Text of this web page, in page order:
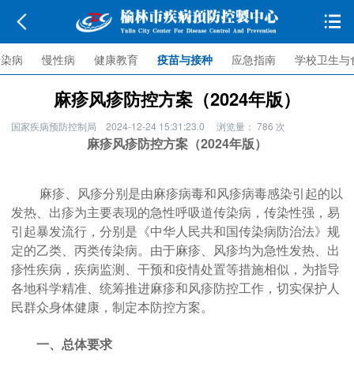
病 慢性病 健康教育 疫苗与接种 应急指南 学校卫生与
麻疹风疹防控方案（2024年版）
国家疾病预防控制局 2024-12-24 15:31:23.0 浏览量： 786 次
麻疹风疹防控方案（2024年版）
麻疹、风疹分别是由麻疹病毒和风疹病毒感染引起的以
发热、出疹为主要表现的急性呼吸道传染病，传染性强，易
引起暴发流行，分别是《中华人民共和国传染病防治法》规
定的乙类、丙类传染病。由于麻疹、风疹均为急性发热、出
疹性疾病，疾病监测、干预和疫情处置等措施相似，为指导
各地科学精准、统筹推进麻疹和风疹防控工作，切实保护人
民群众身体健康，制定本防控方案。
一、总体要求